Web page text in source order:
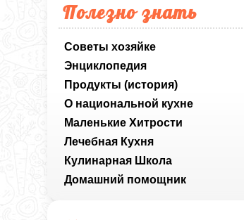
Полезно знать
Советы хозяйке
Энциклопедия
Продукты (история)
О национальной кухне
Маленькие Хитрости
Лечебная Кухня
Кулинарная Школа
Домашний помощник